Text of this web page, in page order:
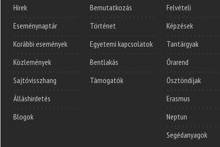
Hírek
Eseménynaptár
Korábbi események
Közlemények
Sajtóvisszhang
Álláshirdetés
Blogok
Bemutatkozás
Történet
Egyetemi kapcsolatok
Bentlakás
Támogatók
Felvételi
Képzések
Tantárgyak
Órarend
Ösztöndíjak
Erasmus
Neptun
Segédanyagok